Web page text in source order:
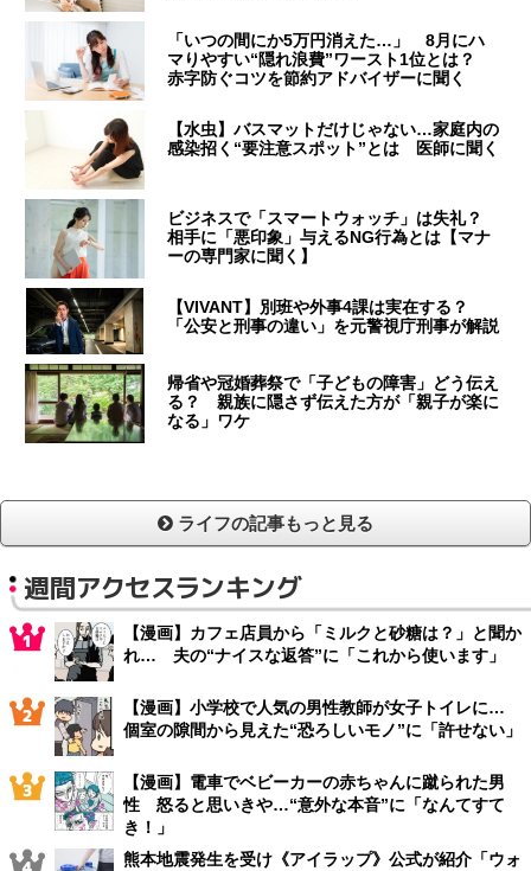
「いつの間にか5万円消えた…」 8月にハ
マりやすい“隠れ浪費”ワースト1位とは？
赤字防ぐコツを節約アドバイザーに聞く
【水虫】バスマットだけじゃない…家庭内の
感染招く“要注意スポット”とは 医師に聞く
ビジネスで「スマートウォッチ」は失礼？
相手に「悪印象」与えるNG行為とは【マナ
ーの専門家に聞く】
【VIVANT】別班や外事4課は実在する？
「公安と刑事の違い」を元警視庁刑事が解説
帰省や冠婚葬祭で「子どもの障害」どう伝え
る？ 親族に隠さず伝えた方が「親子が楽に
なる」ワケ
ライフの記事もっと見る
週間アクセスランキング
【漫画】カフェ店員から「ミルクと砂糖は？」と聞か
れ… 夫の“ナイスな返答”に「これから使います」
【漫画】小学校で人気の男性教師が女子トイレに…
個室の隙間から見えた“恐ろしいモノ”に「許せない」
【漫画】電車でベビーカーの赤ちゃんに蹴られた男
性 怒ると思いきや…“意外な本音”に「なんてすて
き！」
熊本地震発生を受け《アイラップ》公式が紹介「ウォ